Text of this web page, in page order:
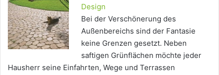
Design
Bei der Verschönerung des
Außenbereichs sind der Fantasie
keine Grenzen gesetzt. Neben
saftigen Grünflächen möchte jeder
Hausherr seine Einfahrten, Wege und Terrassen